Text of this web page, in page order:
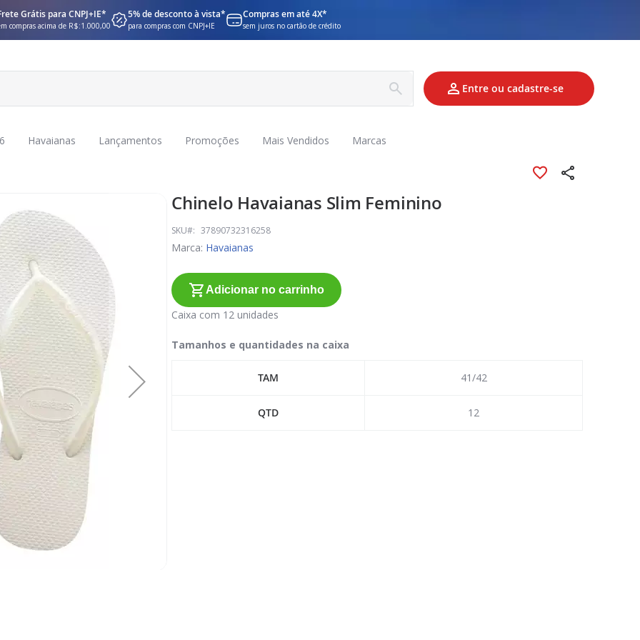
Grátis para CNPJ+IE*
compras acima de R$:1.000,00
5% de desconto à vista*
para compras com CNPJ+IE
Compras em até 4X*
sem juros no cartão de crédito
Entre ou cadastre-se
Havaianas Lançamentos Promoções Mais Vendidos Marcas
Chinelo Havaianas Slim Feminino
SKU 37890732316258
Marca: Havaianas
Adicionar no carrinho
Caixa com 12 unidades
Tamanhos e quantidades na caixa
TAM 41/42
QTD 12